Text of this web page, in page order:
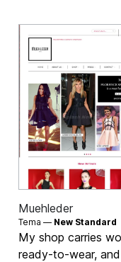
Muehleder
Tema — New Standard
My shop carries
ready-to-wear,